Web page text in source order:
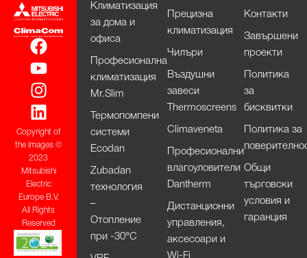
Copyright of
the images ©
2023
Mitsubishi
Electric
Europe B.V.
All Rights
Reserved
Климатизация
за дома и
офиса
Професионална
климатизация
Mr.Slim
Термопомпени
системи
Ecodan
Zubadan
технология
–
Отопление
при -30°С
Прецизна
климатизация
Чилъри
Въздушни
завеси
Thermoscreens
Climaveneta
Професионални
влагоуловители
Dantherm
Дистанционни
управления,
аксесоари и
Wi-Fi
Контакти
Завършени
проекти
Политика
за
бисквитки
Политика за
Общи
търговски
условия и
гаранция